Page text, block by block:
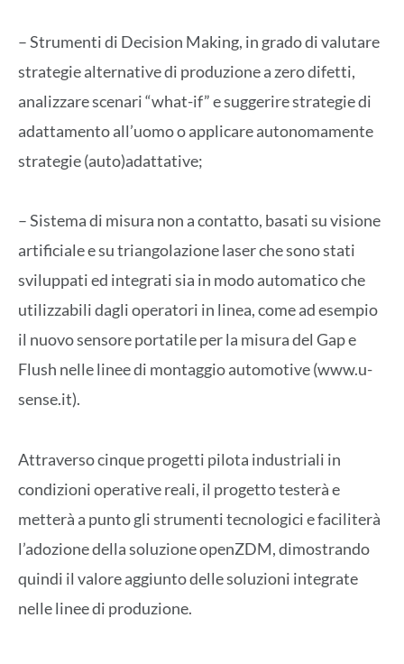
– Strumenti di Decision Making, in grado di valutare
strategie alternative di produzione a zero difetti,
analizzare scenari “what-if” e suggerire strategie di
adattamento all’uomo o applicare autonomamente
strategie (auto)adattative;
– Sistema di misura non a contatto, basati su visione
artificiale e su triangolazione laser che sono stati
sviluppati ed integrati sia in modo automatico che
utilizzabili dagli operatori in linea, come ad esempio
il nuovo sensore portatile per la misura del Gap e
Flush nelle linee di montaggio automotive (www.u-
sense.it).
Attraverso cinque progetti pilota industriali in
condizioni operative reali, il progetto testerà e
metterà a punto gli strumenti tecnologici e faciliterà
l’adozione della soluzione openZDM, dimostrando
quindi il valore aggiunto delle soluzioni integrate
nelle linee di produzione.